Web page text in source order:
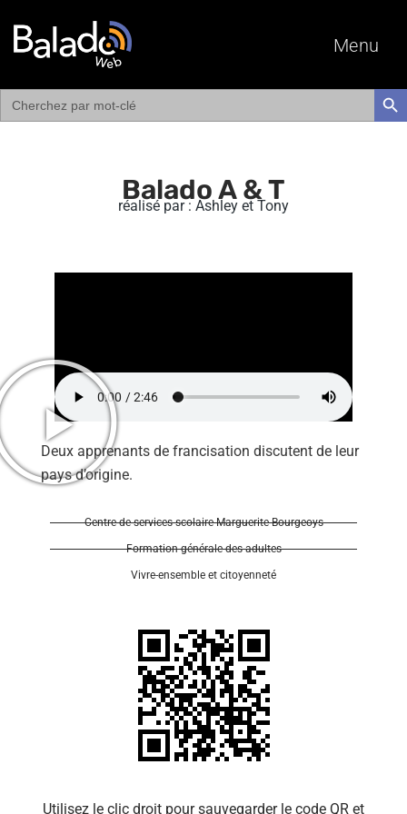
Menu
Search
for:
Balado A & T
réalisé par : Ashley et Tony
Deux apprenants de francisation discutent de leur
pays d’origine.
Centre de services scolaire Marguerite-Bourgeoys
Formation générale des adultes
Vivre-ensemble et citoyenneté
Utilisez le clic droit pour sauvegarder le code QR et